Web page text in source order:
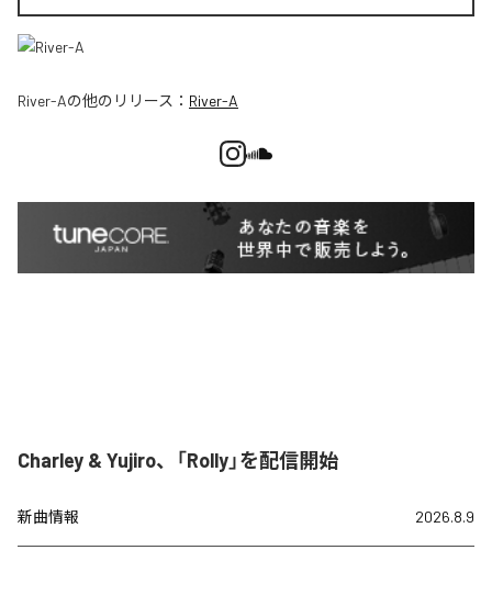
River-Aの他のリリース： River-A
Charley & Yujiro、「Rolly」を配信開始
新曲情報 2026.8.9